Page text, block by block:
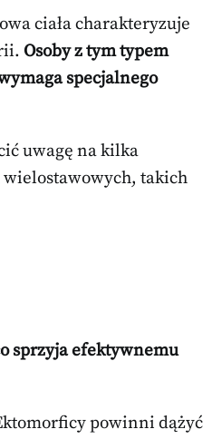
ciała charakteryzuje
Osoby z tym typem
specjalnego
uwagę na kilka
takich
sprzyja efektywnemu
powinni dążyć